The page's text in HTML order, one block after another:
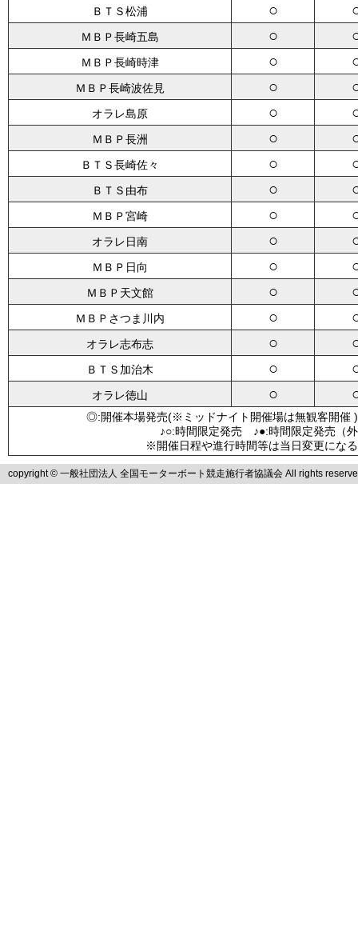
ＢＴＳ松浦 ○
ＭＢＰ長崎五島 ○
ＭＢＰ長崎時津 ○
ＭＢＰ長崎波佐見 ○
オラレ島原 ○
ＭＢＰ長洲 ○
ＢＴＳ長崎佐々 ○
ＢＴＳ由布 ○
ＭＢＰ宮崎 ○
オラレ日南 ○
ＭＢＰ日向 ○
ＭＢＰ天文館 ○
ＭＢＰさつま川内 ○
オラレ志布志 ○
ＢＴＳ加治木 ○
オラレ徳山 ○
◎:開催本場発売(※ミッドナイト開催場は無観客
♪○:時間限定発売 ♪●:時間限定発売
※開催日程や進行時間等は当日変更にな
copyright © 一般社団法人 全国モーターボート競走施行者協議会 All rights